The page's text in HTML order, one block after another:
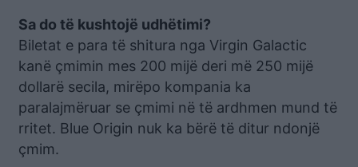
Sa do të kushtojë udhëtimi?
Biletat e para të shitura nga Virgin Galactic
kanë çmimin mes 200 mijë deri më 250 mijë
dollarë secila, mirëpo kompania ka
paralajmëruar se çmimi në të ardhmen mund të
rritet. Blue Origin nuk ka bërë të ditur ndonjë
çmim.